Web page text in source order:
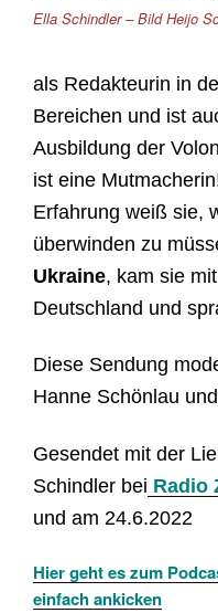
Ella Schindler – Bild Heijo
als Redakteurin in
Bereichen und ist
Ausbildung der
ist eine
Erfahrung weiß sie,
überwinden zu
Ukraine, kam sie
Deutschland und
Diese Sendung
Hanne Schönlau
Gesendet mit der
Schindler bei Radio
und am 24.6.2022
Hier geht es zum
einfach ankicken